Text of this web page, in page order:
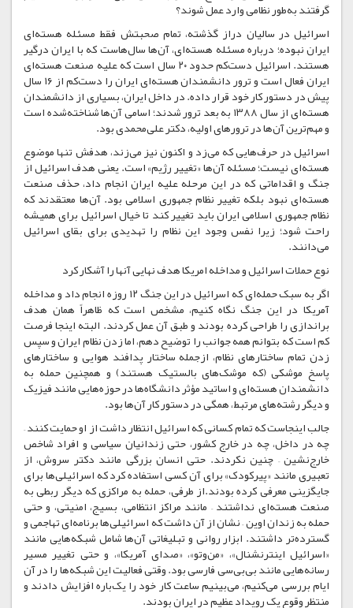
گرفتند به‌طور نظامی وارد عمل شوند؟
اسرائیل در سالیان دراز گذشته، تمام صحبتش فقط مسئله هسته‌ای
ایران نبوده؛ درباره مسئله هسته‌ای، آن‌ها سال‌هاست که با ایران درگیر
هستند. اسرائیل دست‌کم حدود ۲۰ سال است که علیه صنعت هسته‌ای
ایران فعال است و ترور دانشمندان هسته‌ای ایران را دست‌کم از ۱۶ سال
پیش در دستور کار خود قرار داده. در داخل ایران، بسیاری از دانشمندان
هسته‌ای از سال ۱۳۸۸ به بعد ترور شدند؛ اسامی آن‌ها شناخته‌شده است
و مهم‌ترین آن‌ها در ترورهای اولیه، دکتر علی‌محمدی بود.
اسرائیل در حرف‌هایی که می‌زد و اکنون نیز می‌زند، هدفش تنها موضوع
هسته‌ای نیست؛ مسئله آن‌ها «تغییر رژیم» است. یعنی هدف اسرائیل از
جنگ و اقداماتی که در این مرحله علیه ایران انجام داد، حذف صنعت
هسته‌ای نبود بلکه تغییر نظام جمهوری اسلامی بود. آن‌ها معتقدند که
نظام جمهوری اسلامی ایران باید تغییر کند تا خیال اسرائیل برای همیشه
راحت شود؛ زیرا نفس وجود این نظام را تهدیدی برای بقای اسرائیل
می‌دانند.
نوع حملات اسرائیل و مداخله امریکا هدف نهایی آنها را آشکار کرد
اگر به سبک حمله‌ای که اسرائیل در این جنگ ۱۲ روزه انجام داد و مداخله
آمریکا در این جنگ نگاه کنیم، مشخص است که ظاهراً همان هدف
براندازی را طراحی کرده بودند و طبق آن عمل کردند. البته اینجا فرصت
کم است که بتوانم همه جوانب را توضیح دهم، اما زدن نظام ایران و سپس
زدن تمام ساختارهای نظام، ازجمله ساختار پدافند هوایی و ساختارهای
پاسخ موشکی (که موشک‌های بالستیک هستند) و همچنین حمله به
دانشمندان هسته‌ای و اساتید مؤثر دانشگاه‌ها در حوزه‌هایی مانند فیزیک
و دیگر رشته‌های مرتبط، همگی در دستور کار آن‌ها بود.
جالب اینجاست که تمام کسانی که اسرائیل انتظار داشت از او حمایت کنند –
چه در داخل، چه در خارج کشور، حتی زندانیان سیاسی و افراد شاخص
خارج‌نشین – چنین نکردند. حتی انسان بزرگی مانند دکتر سروش، از
تعبیری مانند «پیرکودک» برای آن کسی استفاده کرد که اسرائیلی‌ها برای
جایگزینی معرفی کرده بودند.از طرفی، حمله به مراکزی که دیگر ربطی به
صنعت هسته‌ای نداشتند – مانند مراکز انتظامی، بسیج، امنیتی، و حتی
حمله به زندان اوین – نشان از آن داشت که اسرائیلی‌ها برنامه‌ای تهاجمی و
گسترده‌تر داشتند. ابزار روانی و تبلیغاتی آن‌ها شامل شبکه‌هایی مانند
«اسرائیل اینترنشنال»، «من‌وتو»، «صدای آمریکا»، و حتی تغییر مسیر
رسانه‌هایی مانند بی‌بی‌سی فارسی بود. وقتی فعالیت این شبکه‌ها را در آن
ایام بررسی می‌کنیم، می‌بینیم ساعت کار خود را یک‌باره افزایش دادند و
منتظر وقوع یک رویداد عظیم در ایران بودند.